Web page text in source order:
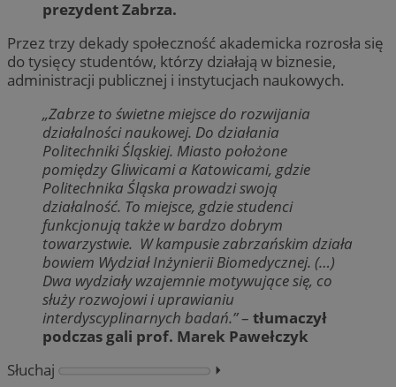
prezydent Zabrza.
Przez trzy dekady społeczność akademicka rozrosła się
do tysięcy studentów, którzy działają w biznesie,
administracji publicznej i instytucjach naukowych.
„Zabrze to świetne miejsce do rozwijania
działalności naukowej. Do działania
Politechniki Śląskiej. Miasto położone
pomiędzy Gliwicami a Katowicami, gdzie
Politechnika Śląska prowadzi swoją
działalność. To miejsce, gdzie studenci
funkcjonują także w bardzo dobrym
towarzystwie. W kampusie zabrzańskim działa
bowiem Wydział Inżynierii Biomedycznej. (…)
Dwa wydziały wzajemnie motywujące się, co
służy rozwojowi i uprawianiu
interdyscyplinarnych badań.”– tłumaczył
podczas gali prof. Marek Pawełczyk
Słuchaj
⏵︎